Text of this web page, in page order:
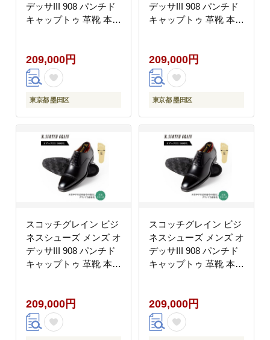
デッサIII 908 パンチド
キャップトゥ 革靴 本革
209,000円
東京都 墨田区
デッサIII 908 パンチド
キャップトゥ 革靴 本革
209,000円
東京都 墨田区
スコッチグレイン ビジ
ネスシューズ メンズ オ
デッサIII 908 パンチド
キャップトゥ 革靴 本革
209,000円
スコッチグレイン ビジ
ネスシューズ メンズ オ
デッサIII 908 パンチド
キャップトゥ 革靴 本革
209,000円